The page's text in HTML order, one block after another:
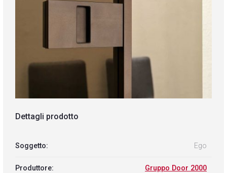
Dettagli prodotto
Soggetto: Ego
Produttore: Gruppo Door 2000